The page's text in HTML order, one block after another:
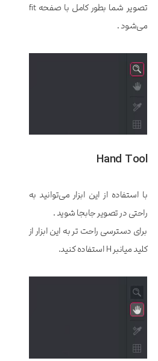
تصویر شما بطور کامل با صفحه fit
می‌شود .
Hand Tool
با استفاده از این ابزار می‌توانید به
راحتی در تصویر جابجا شوید .
برای دسترسی راحت تر به این ابزار از
کلید میانبر H استفاده کنید.